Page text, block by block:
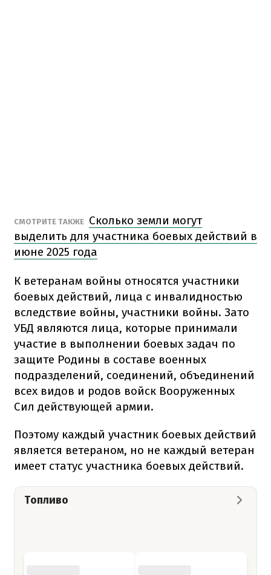
СМОТРИТЕ ТАКЖЕ Сколько земли могут
выделить для участника боевых действий в
июне 2025 года
К ветеранам войны относятся участники
боевых действий, лица с инвалидностью
вследствие войны, участники войны. Зато
УБД являются лица, которые принимали
участие в выполнении боевых задач по
защите Родины в составе военных
подразделений, соединений, объединений
всех видов и родов войск Вооруженных
Сил действующей армии.
Поэтому каждый участник боевых действий
является ветераном, но не каждый ветеран
имеет статус участника боевых действий.
Топливо